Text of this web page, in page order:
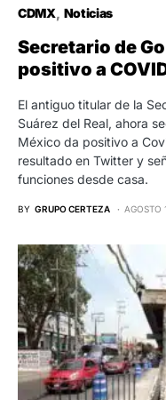
CDMX Noticias
Secretario de
positivo a
El antiguo titular de la
Suárez del Real, ahora
México da positivo a
resultado en Twitter y
funciones desde casa.
BY GRUPO CERTEZA AGOSTO